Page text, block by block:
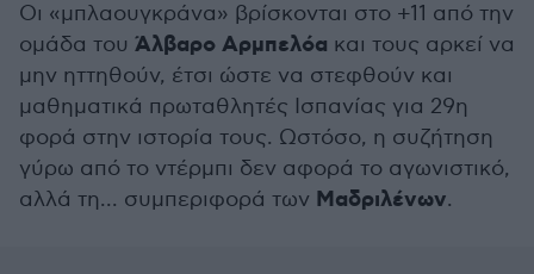
Οι «μπλαουγκράνα» βρίσκονται στο +11 από την
ομάδα του Άλβαρο Αρμπελόα και τους αρκεί να
μην ηττηθούν, έτσι ώστε να στεφθούν και
μαθηματικά πρωταθλητές Ισπανίας για 29η
φορά στην ιστορία τους. Ωστόσο, η συζήτηση
γύρω από το ντέρμπι δεν αφορά το αγωνιστικό,
αλλά τη... συμπεριφορά των Μαδριλένων.